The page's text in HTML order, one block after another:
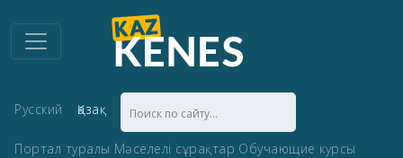
Русский Қазақ
Портал туралы Мәселелі сұрақтар Обучающие курсы